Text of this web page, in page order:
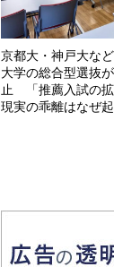
京都大・神戸大な
大学の総合型選抜
止 「推薦入試の拡
現実の乖離はなぜ